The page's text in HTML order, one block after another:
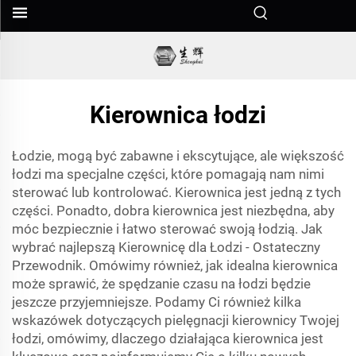
Kierownica łodzi
Łodzie, mogą być zabawne i ekscytujące, ale większość
łodzi ma specjalne części, które pomagają nam nimi
sterować lub kontrolować. Kierownica jest jedną z tych
części. Ponadto, dobra kierownica jest niezbędna, aby
móc bezpiecznie i łatwo sterować swoją łodzią. Jak
wybrać najlepszą Kierownicę dla Łodzi - Ostateczny
Przewodnik. Omówimy również, jak idealna kierownica
może sprawić, że spędzanie czasu na łodzi będzie
jeszcze przyjemniejsze. Podamy Ci również kilka
wskazówek dotyczących pielęgnacji kierownicy Twojej
łodzi, omówimy, dlaczego działająca kierownica jest